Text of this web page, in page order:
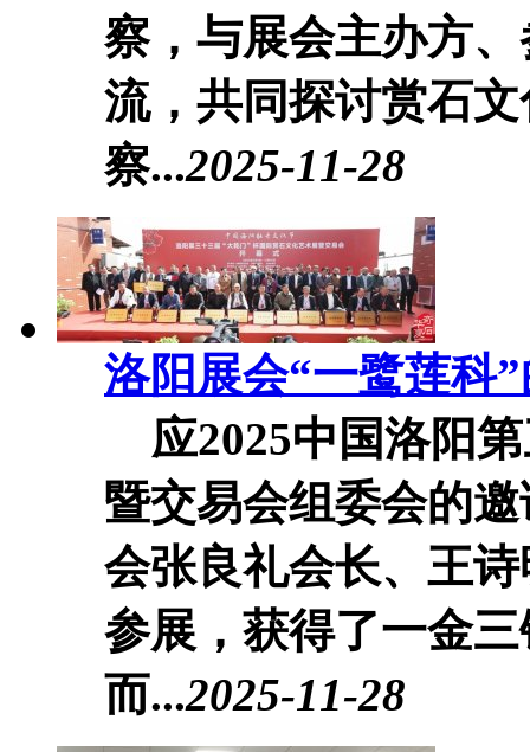
察，与展会主办方
流，共同探讨赏石
察...2025-11-28
洛阳展会“一鹭莲科
应2025中国洛阳
暨交易会组委会的
会张良礼会长、王
参展，获得了一金
而...2025-11-28